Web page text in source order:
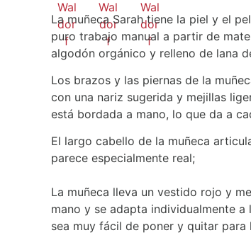
La muñeca Sarah tiene la piel y el
puro trabajo manual a partir de
algodón orgánico y relleno de lana
Los brazos y las piernas de la
con una nariz sugerida y mejillas
está bordada a mano, lo que da a
El largo cabello de la muñeca
parece especialmente real;
La muñeca lleva un vestido rojo y
mano y se adapta individualmente
sea muy fácil de poner y quitar para